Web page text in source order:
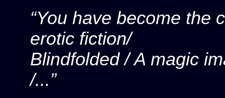
“You have become the
erotic fiction/
Blindfolded / A magic
/...”